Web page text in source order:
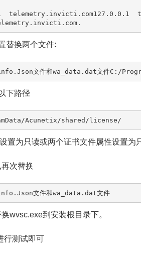
telemetry.invicti.com127.0.0.1
替换两个文件:
文件和wa_data.dat文件C:/
下路径
Acunetix/shared/license/
置为只读或两个证书文件属性设置为
次替换
文件和wa_data.dat文件
wvsc.exe到安装根目录下。
行测试即可